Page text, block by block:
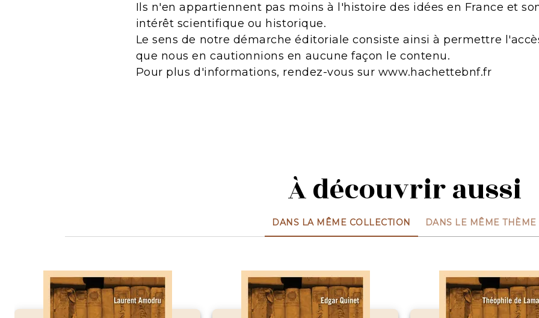
Ils n'en appartiennent pas moins à l'histoire des idées en France et
intérêt scientifique ou historique.
Le sens de notre démarche éditoriale consiste ainsi à permettre
que nous en cautionnions en aucune façon le contenu.
Pour plus d'informations, rendez-vous sur www.hachettebnf.fr
À découvrir aussi
DANS LA MÊME COLLECTION DANS LE MÊME THÈME